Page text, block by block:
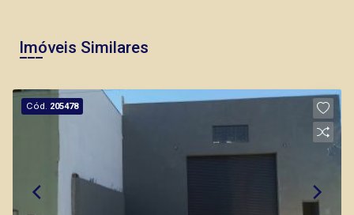
CRECI 82740 - Venda
(16) 99137-0754
Corretor(a) Online
CORRETOR DE PLANTÃO
Imóveis Similares
Cód. 205478